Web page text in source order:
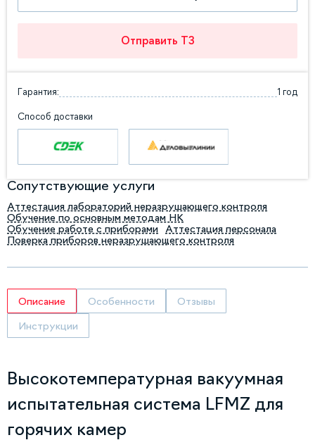
Отправить ТЗ
Гарантия: 1 год
Способ доставки
Сопутствующие услуги
Аттестация лабораторий неразрушающего контроля
Обучение по основным методам НК
Обучение работе с приборами
Аттестация персонала
Поверка приборов неразрушающего контроля
Описание Особенности Отзывы
Инструкции
Высокотемпературная вакуумная
испытательная система LFMZ для
горячих камер